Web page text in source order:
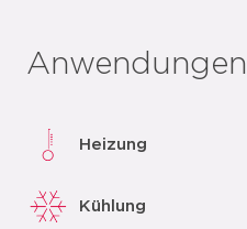
Anwendungen
Heizung
Kühlung